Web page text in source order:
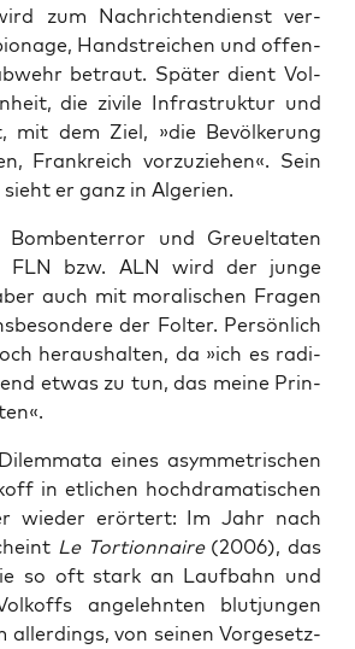
zum Nach­rich­ten­dienst ver­
Hand­strei­chen und offen­
betraut. Spä­ter dient Vol­
die zivi­le Infra­struk­tur und
mit dem Ziel, »die Bevöl­ke­rung
Frank­reich vor­zu­zie­hen«. Sein
er ganz in Algerien.
Bom­ben­ter­ror und Greu­el­ta­ten
FLN bzw. ALN wird der jun­ge
auch mit mora­li­schen Fra­gen
der Fol­ter. Per­sön­lich
her­aus­hal­ten, da »ich es radi­
etwas zu tun, das mei­ne Prin­
eines asym­me­tri­schen
in etli­chen hoch­dra­ma­ti­schen
wie­der erör­tert: Im Jahr nach
Le ­Tor­ti­on­n­aire(2006), das
so oft stark an Lauf­bahn und
ange­lehn­ten blut­jun­gen
aller­dings, von sei­nen Vor­ge­setz­